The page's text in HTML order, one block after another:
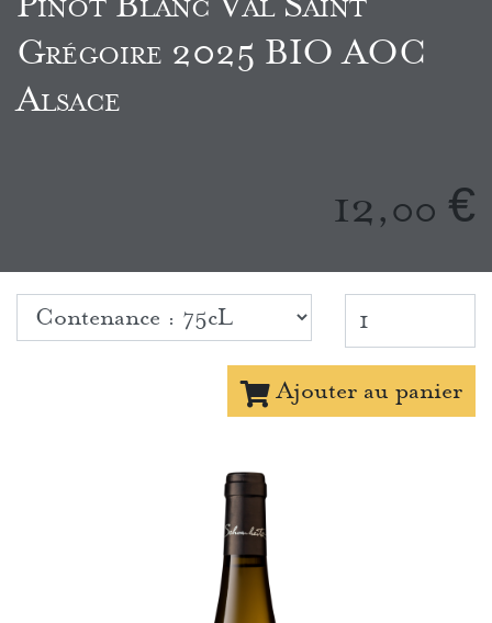
Grégoire 2025 BIO AOC
Alsace
12,00 €
Ajouter au panier